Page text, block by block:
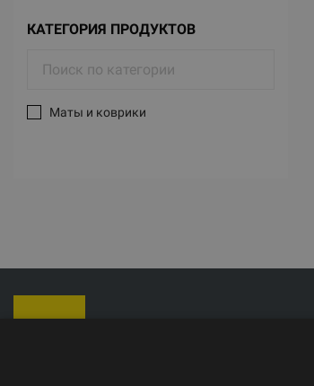
КАТЕГОРИЯ ПРОДУКТОВ
Маты и коврики